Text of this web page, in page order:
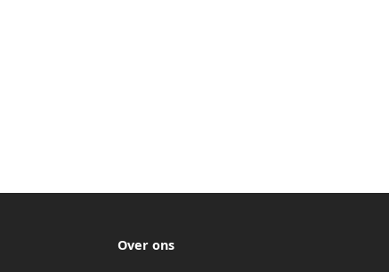
Over ons